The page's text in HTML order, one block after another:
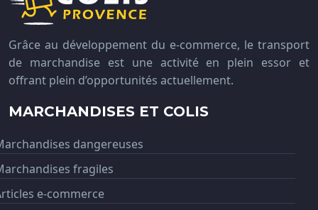
Grâce au développement du e-commerce, le transport
de marchandise est une activité en plein essor et
offrant plein d’opportunités actuellement.
MARCHANDISES ET COLIS
dangereuses
fragiles
e-commerce